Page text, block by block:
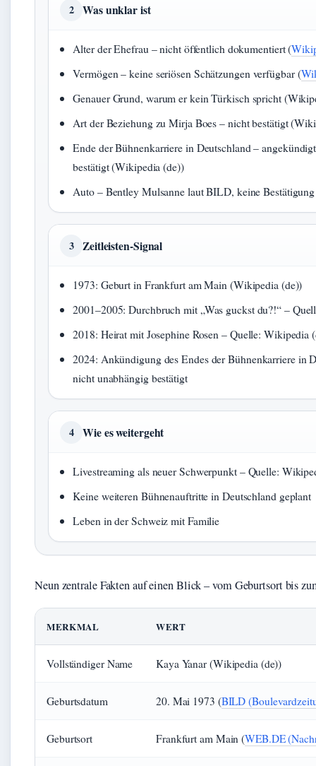
2 Was unklar ist
Alter der Ehefrau – nicht öffentlich dokumentiert (
Vermögen – keine seriösen Schätzungen verfügbar (
Genauer Grund, warum er kein Türkisch spricht
Art der Beziehung zu Mirja Boes – nicht bestätigt
Ende der Bühnenkarriere in Deutschland –
bestätigt (Wikipedia (de))
Auto – Bentley Mulsanne laut BILD, keine
3 Zeitleisten-Signal
1973: Geburt in Frankfurt am Main (Wikipedia (de))
2001–2005: Durchbruch mit „Was guckst du?!“ –
2018: Heirat mit Josephine Rosen – Quelle: Wikipedia
2024: Ankündigung des Endes der Bühnenkarriere in
nicht unabhängig bestätigt
4 Wie es weitergeht
Livestreaming als neuer Schwerpunkt – Quelle:
Keine weiteren Bühnenauftritte in Deutschland geplant
Leben in der Schweiz mit Familie
Neun zentrale Fakten auf einen Blick – vom Geburtsort bis
MERKMAL WERT
Vollständiger Name Kaya Yanar (Wikipedia (de))
Geburtsdatum 20. Mai 1973 (BILD
Geburtsort Frankfurt am Main (WEB.DE